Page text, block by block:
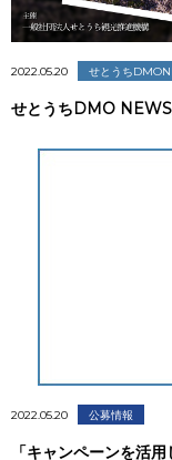
2022.05.20 せとうち
せとうちDMO
2022.05.20 公募情報
「キャンペーンを活